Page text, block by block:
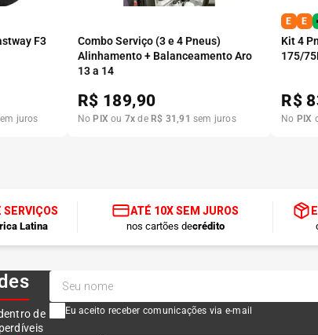
F3
juros
Combo Serviço (3 e 4 Pneus)
Alinhamento + Balanceamento Aro
13 a 14
R$ 189,90
No PIX ou 7x de R$ 31 ,91 sem juros
E E
Kit 4
175/
R$
No PIX
SERVIÇOS
Latina
ATÉ 10X SEM JUROS
nos cartões decrédito
de
Eu aceito receber comunicações via e-mail